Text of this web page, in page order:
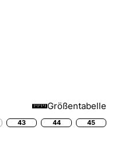
Größentabelle
43 44
45